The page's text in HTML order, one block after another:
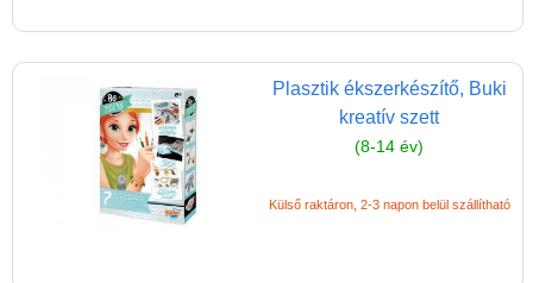
Plasztik ékszerkészítő, Buki
kreatív szett
(8-14 év)
Külső raktáron, 2-3 napon belül szállítható
Tüskejáték, pötyiző
lányoknak